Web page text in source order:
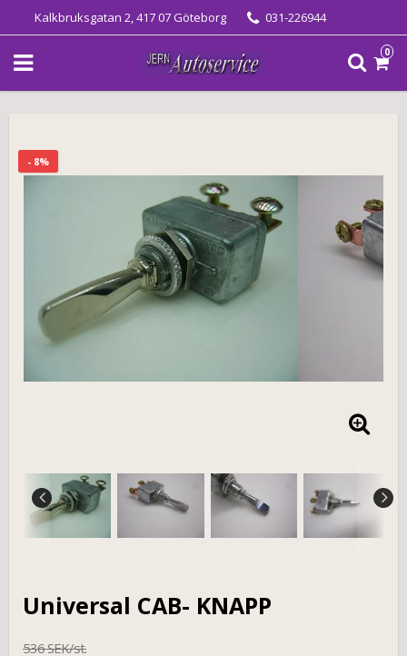
Kalkbruksgatan 2, 417 07 Göteborg 031-226944
0
- 8%
Universal CAB- KNAPP
536 SEK/st.